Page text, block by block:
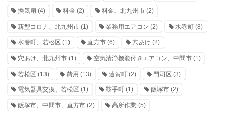
換気扇 (4) 料金 (2) 料金、北九州市(2)
新型コロナ、北九州市 (1) 業務用エアコン (2) 水巻町(8)
水巻町、若松区 (1) 直方市(6) 穴あけ (2)
穴あけ、北九州市 (1) 空気清浄機能付きエアコン、中間市(1)
若松区 (13) 費用 (13) 遠賀町(2) 門司区 (3)
電気器具交換、若松区 (1) 鞍手町(1) 飯塚市(2)
飯塚市、中間市、直方市 (2) 高所作業(5)